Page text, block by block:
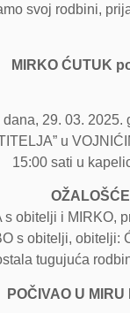
svoj rodbini,
MIRKO ĆUTUK
29. 03.
u
15:00 sati u
obitelji i
s obitelji,
tugujuća
POČIVAO U